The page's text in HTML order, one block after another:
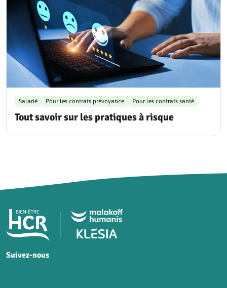
Tout savoir sur les pratiques à risque
Salarié Pour les contrats prévoyance Pour les contrats santé
Pied de page HCR Bien-Être
Suivez-nous